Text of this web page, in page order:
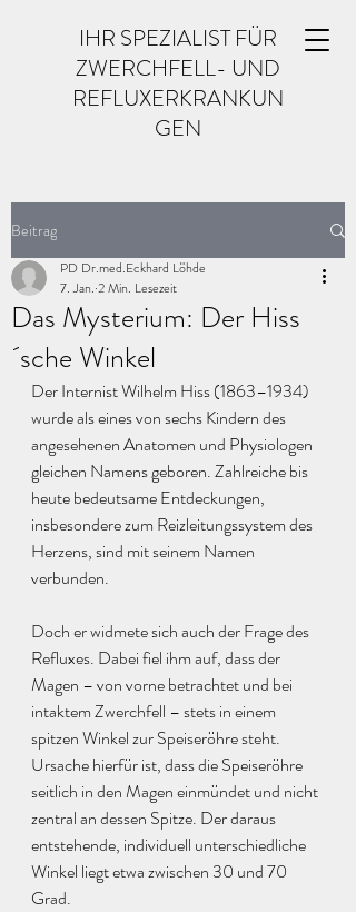
IHR SPEZIALIST FÜR
ZWERCHFELL- UND
REFLUXERKRANKUN
GEN
Beitrag
Das Mysterium: Der Hiss
´sche Winkel
PD Dr.med.Eckhard Löhde
7. Jan. 2 Min. Lesezeit
Der Internist Wilhelm Hiss (1863–1934)
wurde als eines von sechs Kindern des
angesehenen Anatomen und Physiologen
gleichen Namens geboren. Zahlreiche bis
heute bedeutsame Entdeckungen,
insbesondere zum Reizleitungssystem des
Herzens, sind mit seinem Namen
verbunden.
Doch er widmete sich auch der Frage des
Refluxes. Dabei fiel ihm auf, dass der
Magen – von vorne betrachtet und bei
intaktem Zwerchfell – stets in einem
spitzen Winkel zur Speiseröhre steht.
Ursache hierfür ist, dass die Speiseröhre
seitlich in den Magen einmündet und nicht
zentral an dessen Spitze. Der daraus
entstehende, individuell unterschiedliche
Winkel liegt etwa zwischen 30 und 70
Grad.